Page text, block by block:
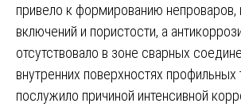
привело к формированию непроваров,
включений и пористости, а
отсутствовало в зоне сварных
внутренних поверхностях профильных
послужило причиной интенсивной